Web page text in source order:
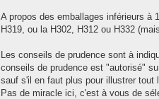
A propos des emballages inférieurs à
H319, ou la H302, H312 ou H332
Les conseils de prudence sont à
conseils de prudence est "autorisé"
sauf s'il en faut plus pour illustrer tout
Pas de miracle ici, c'est à vous de